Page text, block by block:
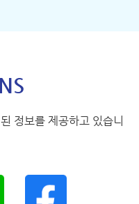
정보를 제공하고 있습니